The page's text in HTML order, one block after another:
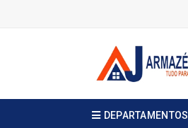
DEPARTAMENTOS